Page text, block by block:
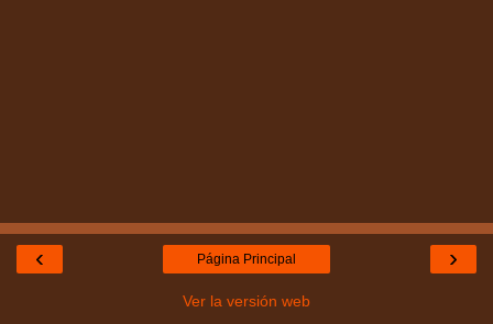
‹ ›
Página Principal
Ver la versión web